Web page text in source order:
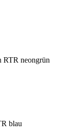
RTR neongrün
blau